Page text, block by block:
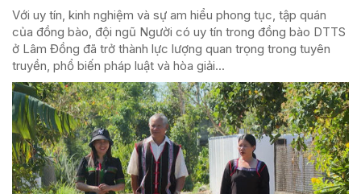
Với uy tín, kinh nghiệm và sự am hiểu phong tục, tập quán
của đồng bào, đội ngũ Người có uy tín trong đồng bào DTTS
ở Lâm Đồng đã trở thành lực lượng quan trọng trong tuyên
truyền, phổ biến pháp luật và hòa giải...